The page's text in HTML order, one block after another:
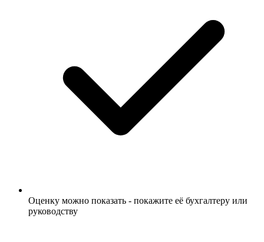
Оценку можно показать - покажите её бухгалтеру или
руководству